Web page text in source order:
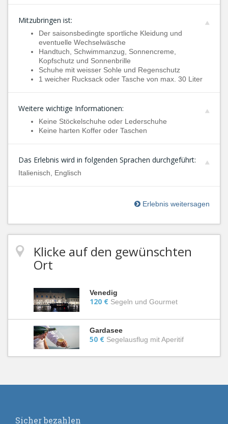
Mitzubringen ist:
Der saisonsbedingte sportliche Kleidung und
eventuelle Wechselwäsche
Handtuch, Schwimmanzug, Sonnencreme,
Kopfschutz und Sonnenbrille
Schuhe mit weisser Sohle und Regenschutz
1 weicher Rucksack oder Tasche von max. 30 Liter
Weitere wichtige Informationen:
Keine Stöckelschuhe oder Lederschuhe
Keine harten Koffer oder Taschen
Das Erlebnis wird in folgenden Sprachen durchgeführt:
Italienisch, Englisch
Erlebnis weitersagen
Klicke auf den gewünschten
Ort
Venedig
120 € Segeln und Gourmet
Gardasee
50 € Segelausflug mit Aperitif
Sicher bezahlen